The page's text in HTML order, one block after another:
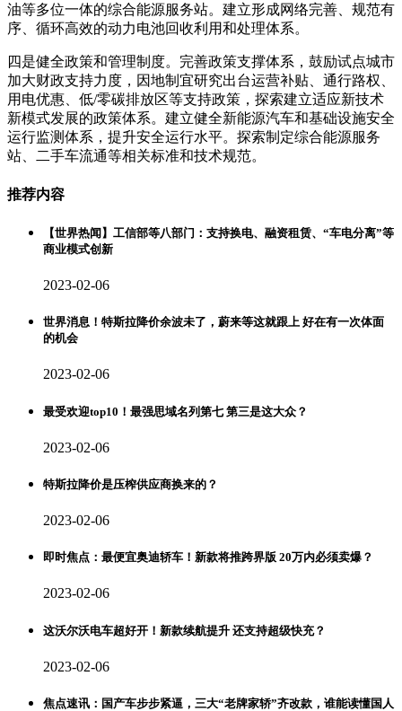
油等多位一体的综合能源服务站。建立形成网络完善、规范有
序、循环高效的动力电池回收利用和处理体系。
四是健全政策和管理制度。完善政策支撑体系，鼓励试点城市
加大财政支持力度，因地制宜研究出台运营补贴、通行路权、
用电优惠、低/零碳排放区等支持政策，探索建立适应新技术
新模式发展的政策体系。建立健全新能源汽车和基础设施安全
运行监测体系，提升安全运行水平。探索制定综合能源服务
站、二手车流通等相关标准和技术规范。
推荐内容
【世界热闻】工信部等八部门：支持换电、融资租赁、“车电分离”等
商业模式创新
2023-02-06
世界消息！特斯拉降价余波未了，蔚来等这就跟上 好在有一次体面
的机会
2023-02-06
最受欢迎top10！最强思域名列第七 第三是这大众？
2023-02-06
特斯拉降价是压榨供应商换来的？
2023-02-06
即时焦点：最便宜奥迪轿车！新款将推跨界版 20万内必须卖爆？
2023-02-06
这沃尔沃电车超好开！新款续航提升 还支持超级快充？
2023-02-06
焦点速讯：国产车步步紧逼，三大“老牌家轿”齐改款，谁能读懂国人